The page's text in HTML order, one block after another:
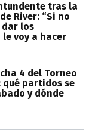
tras la
River: “Si no
dar los
voy a hacer
4 del Torneo
qué partidos se
y dónde